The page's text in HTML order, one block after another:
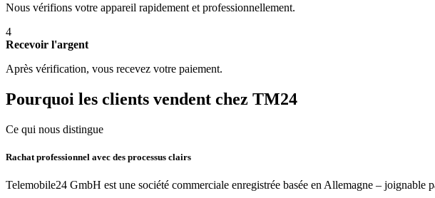
Nous vérifions votre appareil rapidement et professionnellement.
4
Recevoir l'argent
Après vérification, vous recevez votre paiement.
Pourquoi les clients vendent chez TM24
Ce qui nous distingue
Rachat professionnel avec des processus clairs
Telemobile24 GmbH est une société commerciale enregistrée basée en Allemagne – joignable